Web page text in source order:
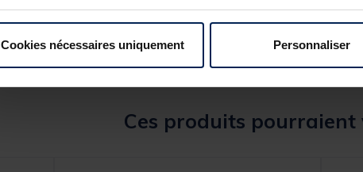
Cookies nécessaires uniquement Personnaliser
Ces produits pourraient